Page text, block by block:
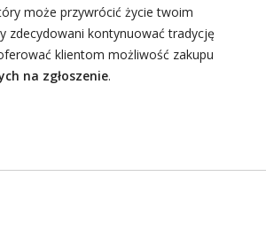
może przywrócić życie twoim
zdecydowani kontynuować tradycję
klientom możliwość zakupu
na zgłoszenie.